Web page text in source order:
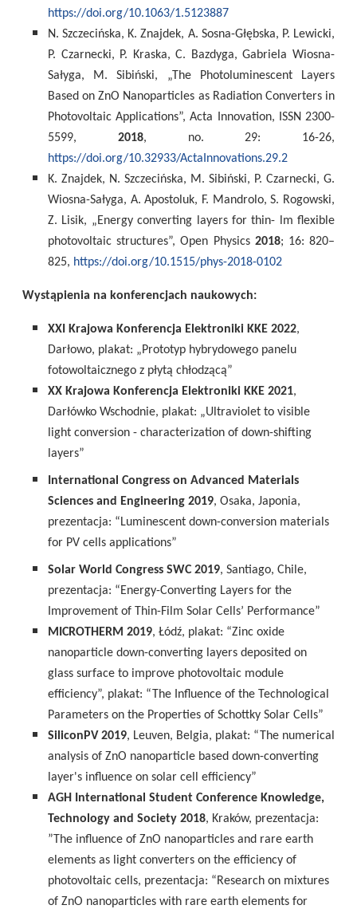
https://doi.org/10.1063/1.5123887
N. Szczecińska, K. Znajdek, A. Sosna-Głębska, P. Lewicki,
P. Czarnecki, P. Kraska, C. Bazdyga, Gabriela Wiosna-
Sałyga, M. Sibiński, „The Photoluminescent Layers
Based on ZnO Nanoparticles as Radiation Converters in
Photovoltaic Applications”, Acta Innovation, ISSN 2300-
5599, 2018, no. 29: 16-26,
https://doi.org/10.32933/ActaInnovations.29.2
K. Znajdek, N. Szczecińska, M. Sibiński, P. Czarnecki, G.
Wiosna-Sałyga, A. Apostoluk, F. Mandrolo, S. Rogowski,
Z. Lisik, „Energy converting layers for thin- lm flexible
photovoltaic structures”, Open Physics 2018; 16: 820–
825, https://doi.org/10.1515/phys-2018-0102
Wystąpienia na konferencjach naukowych:
XXI Krajowa Konferencja Elektroniki KKE 2022,
Darłowo, plakat: „Prototyp hybrydowego panelu
fotowoltaicznego z płytą chłodzącą”
XX Krajowa Konferencja Elektroniki KKE 2021,
Darłówko Wschodnie, plakat: „Ultraviolet to visible
light conversion - characterization of down-shifting
layers”
International Congress on Advanced Materials
Sciences and Engineering 2019, Osaka, Japonia,
prezentacja: “Luminescent down-conversion materials
for PV cells applications”
Solar World Congress SWC 2019, Santiago, Chile,
prezentacja: “Energy-Converting Layers for the
Improvement of Thin-Film Solar Cells’ Performance”
MICROTHERM 2019, Łódź, plakat: “Zinc oxide
nanoparticle down-converting layers deposited on
glass surface to improve photovoltaic module
efficiency”, plakat: “The Influence of the Technological
Parameters on the Properties of Schottky Solar Cells”
SiliconPV 2019, Leuven, Belgia, plakat: “The numerical
analysis of ZnO nanoparticle based down-converting
layer's influence on solar cell efficiency”
AGH International Student Conference Knowledge,
Technology and Society 2018, Kraków, prezentacja:
”The influence of ZnO nanoparticles and rare earth
elements as light converters on the efficiency of
photovoltaic cells, prezentacja: “Research on mixtures
of ZnO nanoparticles with rare earth elements for